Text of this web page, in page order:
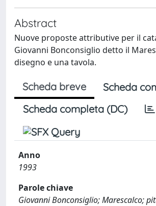
Abstract
Nuove proposte attributive per il
Giovanni Bonconsiglio detto il
disegno e una tavola.
Scheda breve
Scheda
Scheda completa (DC)
Anno
1993
Parole chiave
Giovanni Bonconsiglio; Marescalco;